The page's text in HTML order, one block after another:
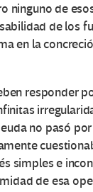
ninguno de
de los
en la
responder
no pasó por
simples e
de esa